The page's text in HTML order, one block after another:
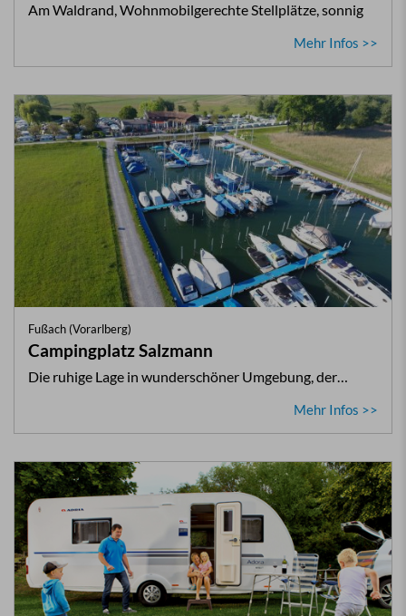
Am Waldrand, Wohnmobilgerechte Stellplätze, sonnig
Mehr Infos >>
Fußach (Vorarlberg)
Campingplatz Salzmann
Die ruhige Lage in wunderschöner Umgebung, der…
Mehr Infos >>